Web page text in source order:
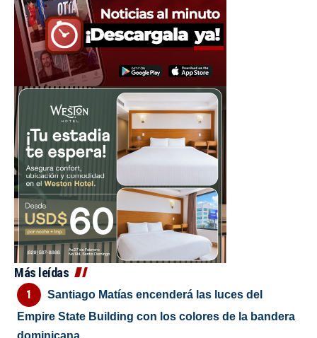
Más leídas
Santiago Matías encenderá las luces del
Empire State Building con los colores de la bandera
dominicana